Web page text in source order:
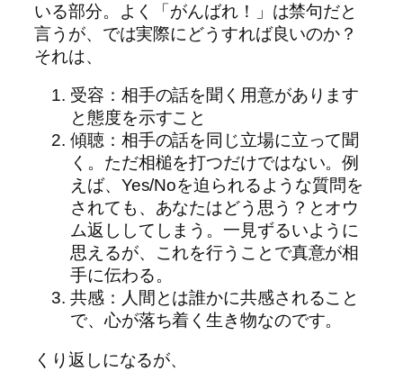
いる部分。よく「がんばれ！」は禁句だと
言うが、では実際にどうすれば良いのか？
それは、
受容：相手の話を聞く用意があります
と態度を示すこと
傾聴：相手の話を同じ立場に立って聞
く。ただ相槌を打つだけではない。例
えば、Yes/Noを迫られるような質問を
されても、あなたはどう思う？とオウ
ム返ししてしまう。一見ずるいように
思えるが、これを行うことで真意が相
手に伝わる。
共感：人間とは誰かに共感されること
で、心が落ち着く生き物なのです。
くり返しになるが、